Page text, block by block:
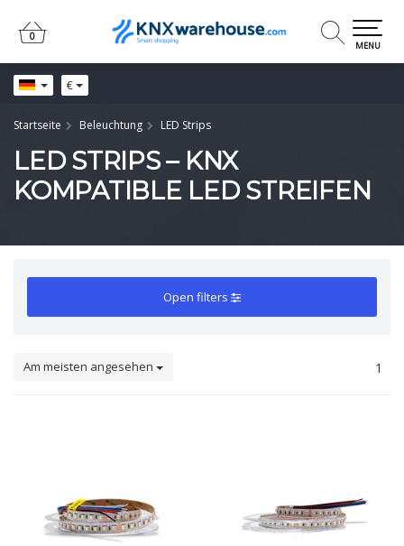
€
0
0
MENU
Startseite Beleuchtung LED Strips
LED STRIPS – KNX
KOMPATIBLE LED STREIFEN
Open filters
Am meisten angesehen 1